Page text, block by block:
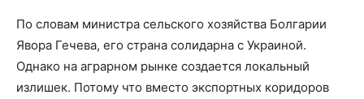
По словам министра сельского хозяйства Болгарии
Явора Гечева, его страна солидарна с Украиной.
Однако на аграрном рынке создается локальный
излишек. Потому что вместо экспортных коридоров